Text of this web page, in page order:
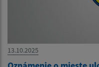
13.10.2025